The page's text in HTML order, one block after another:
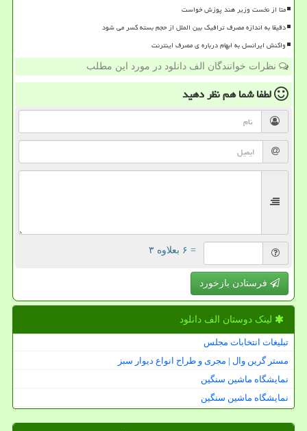
متا از نخست وزیر هند پوزش خواست
دقیقا به اندازه مصرف ترافیک بین الملل از حجم بسته کسر می شود
واکنش ایرانسل به ابهام درباره ی مصرف اینترنت
نظرات خوانندگان الف دانلود در مورد این مطلب
لطفا شما همنظر دهید
= ۶ بعلاوه ۳
فرستادن بازخورد
لینک دوستان الف دانلود
تبلیغات انتخابات مجلس
مستر گرین وال | مجری و طراح انواع دیوار سبز
نمایشگاه ماشین سنگین
نمایشگاه ماشین سنگین